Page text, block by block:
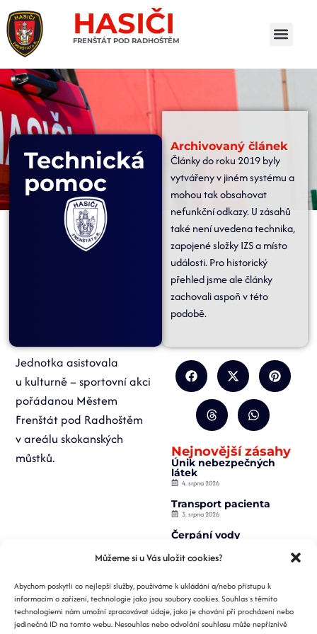
Můžeme si u Vás uložit cookies?
Abychom poskytli co nejlepší služby, používáme k ukládání a/nebo přístupu k
informacím o zařízení, technologie jako jsou soubory cookies. Souhlas s těmito
technologiemi nám umožní zpracovávat údaje, jako je chování při procházení nebo
jedinečná ID na tomto webu. Nesouhlas nebo odvolání souhlasu může nepříznivě
HASIČI
FRENŠTÁT POD RADHOŠTĚM
Technická
pomoc
Archivovaný článek
Články do roku 2019 byly
vytvářeny v jiném systému a
mohou tak obsahovat
nefunkční odkazy. U zásahů
také není uvedena technika,
zapojené složky IZS a místo
události. Pro historický
přehled jsme ale články
zachovali aspoň v této
podobě.
Jednotka asistovala
u kulturně – sportovní akci
pořádanou Městem
Frenštát pod Radhoštěm
v areálu skokanských
můstků.
Nejnovější zásahy
Únik nebezpečných
látek
4. srpna 2026
Transport pacienta
3. srpna 2026
Čerpání vody
Záchrana osoby z
2. srpna 2026
Požár nízké budovy
1. srpna 2026